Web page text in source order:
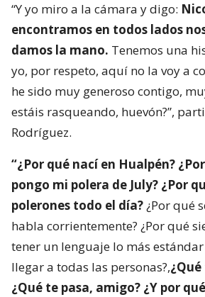
“Y yo miro a la cámara y digo:
encontramos en todos lados
damos la mano. Tenemos una
yo, por respeto, aquí no la voy a
he sido muy generoso contigo,
estáis rasqueando, huevón?”,
Rodríguez.
“¿Por qué nací en Hualpén?
pongo mi polera de July? ¿Por
polerones todo el día?¿Por qué
habla corrientemente? ¿Por qué
tener un lenguaje lo más
llegar a todas las personas?,
¿Qué te pasa, amigo? ¿Y por